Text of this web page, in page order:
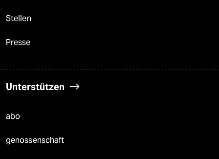
Stellen
Presse
Unterstützen
abo
genossenschaft